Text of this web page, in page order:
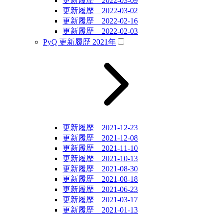
更新履歴 2022-03-02
更新履歴 2022-02-16
更新履歴 2022-02-03
PyQ 更新履歴 2021年
更新履歴 2021-12-23
更新履歴 2021-12-08
更新履歴 2021-11-10
更新履歴 2021-10-13
更新履歴 2021-08-30
更新履歴 2021-08-18
更新履歴 2021-06-23
更新履歴 2021-03-17
更新履歴 2021-01-13